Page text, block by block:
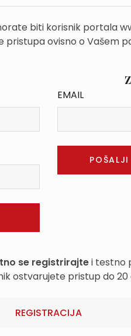
biti korisnik portala
pristupa ovisno o Vašem
EMAIL
se registrirajtei testno
ostvarujete pristup do
REGISTRACIJA